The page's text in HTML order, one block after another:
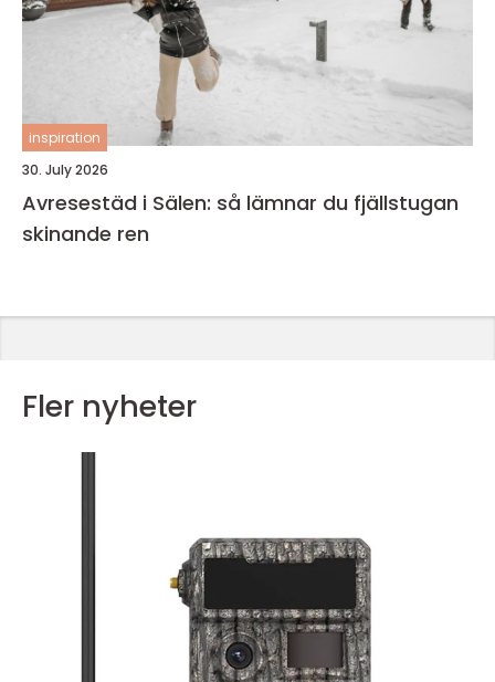
inspiration
30. July 2026
Avresestäd i Sälen: så lämnar du fjällstugan
skinande ren
Fler nyheter